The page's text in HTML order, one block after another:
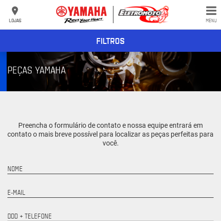
LOJAS MENU
FILTROS
PEÇAS YAMAHA
Preencha o formulário de contato e nossa equipe entrará em
contato o mais breve possível para localizar as peças perfeitas para
você.
NOME
E-MAIL
DDD + TELEFONE